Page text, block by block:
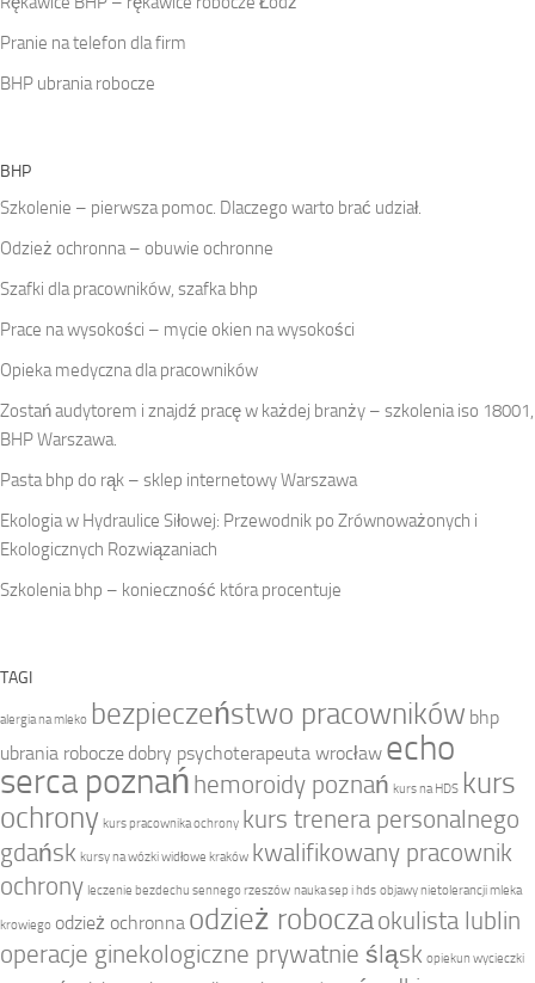
Pranie na telefon dla firm
BHP ubrania robocze
BHP
Szkolenie – pierwsza pomoc. Dlaczego warto brać udział.
Odzież ochronna – obuwie ochronne
Szafki dla pracowników, szafka bhp
Prace na wysokości – mycie okien na wysokości
Opieka medyczna dla pracowników
Zostań audytorem i znajdź pracę w każdej branży – szkolenia iso 18001,
BHP Warszawa.
Pasta bhp do rąk – sklep internetowy Warszawa
Ekologia w Hydraulice Siłowej: Przewodnik po Zrównoważonych i
Ekologicznych Rozwiązaniach
Szkolenia bhp – konieczność która procentuje
TAGI
alergia na mleko bezpieczeństwo pracowników bhp
ubrania robocze dobry psychoterapeuta wrocław echo
serca poznań hemoroidy poznań kurs na HDS kurs
ochrony kurs pracownika ochrony kurs trenera personalnego
gdańsk kursy na wózki widłowe kraków kwalifikowany pracownik
ochrony leczenie bezdechu sennego rzeszów nauka sep i hds objawy nietolerancji mleka
krowiego odzież ochronna odzież robocza okulista lublin
operacje ginekologiczne prywatnie śląsk opiekun wycieczki